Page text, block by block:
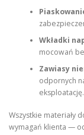
Wkładki
mocowań
Zawiasy
odpornych
eksploatację.
Wszystkie materiały
wymagań klienta —